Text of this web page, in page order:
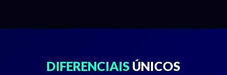
DIFERENCIAIS ÚNICOS